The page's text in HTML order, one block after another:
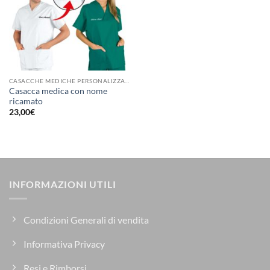
Casacca medica con nome
ricamato
23,00€
INFORMAZIONI UTILI
Condizioni Generali di vendita
Informativa Privacy